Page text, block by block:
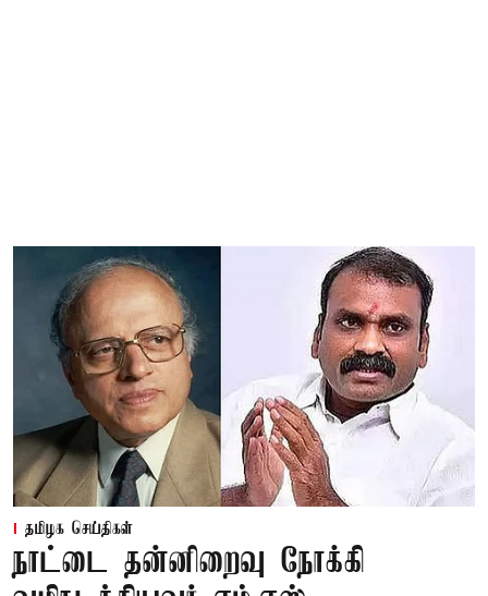
தமிழக செய்திகள்
நாட்டை தன்னிறைவு நோக்கி